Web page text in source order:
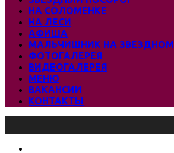
НА СОЛОМЕНКЕ
НА ЛЕСИ
АФИША
МАЛЬЧИШНИК НА ЗВЕЗДНОМ
ФОТОГАЛЕРЕЯ
ВИДЕОГАЛЕРЕЯ
МЕНЮ
ВАКАНСИИ
КОНТАКТЫ